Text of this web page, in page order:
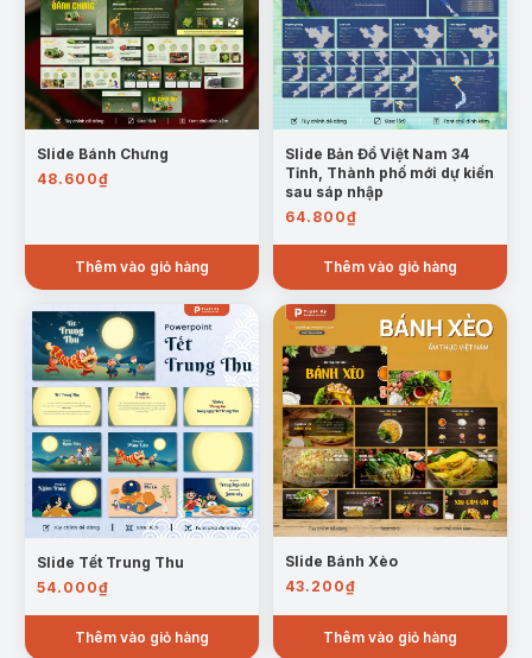
Slide Bánh Chưng
48.600₫
Thêm vào giỏ hàng
Slide Bản Đồ Việt Nam 34
Tỉnh, Thành phố mới dự kiến
sau sáp nhập
64.800₫
Thêm vào giỏ hàng
Slide Tết Trung Thu
54.000₫
Thêm vào giỏ hàng
Slide Bánh Xèo
43.200₫
Thêm vào giỏ hàng